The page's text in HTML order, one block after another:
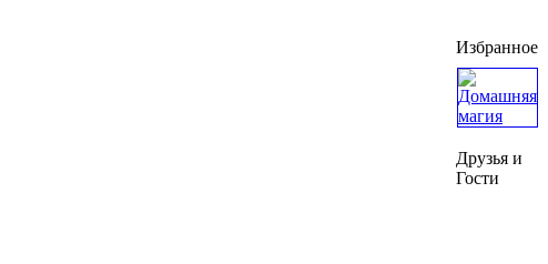
Избранное
Друзья и
Гости